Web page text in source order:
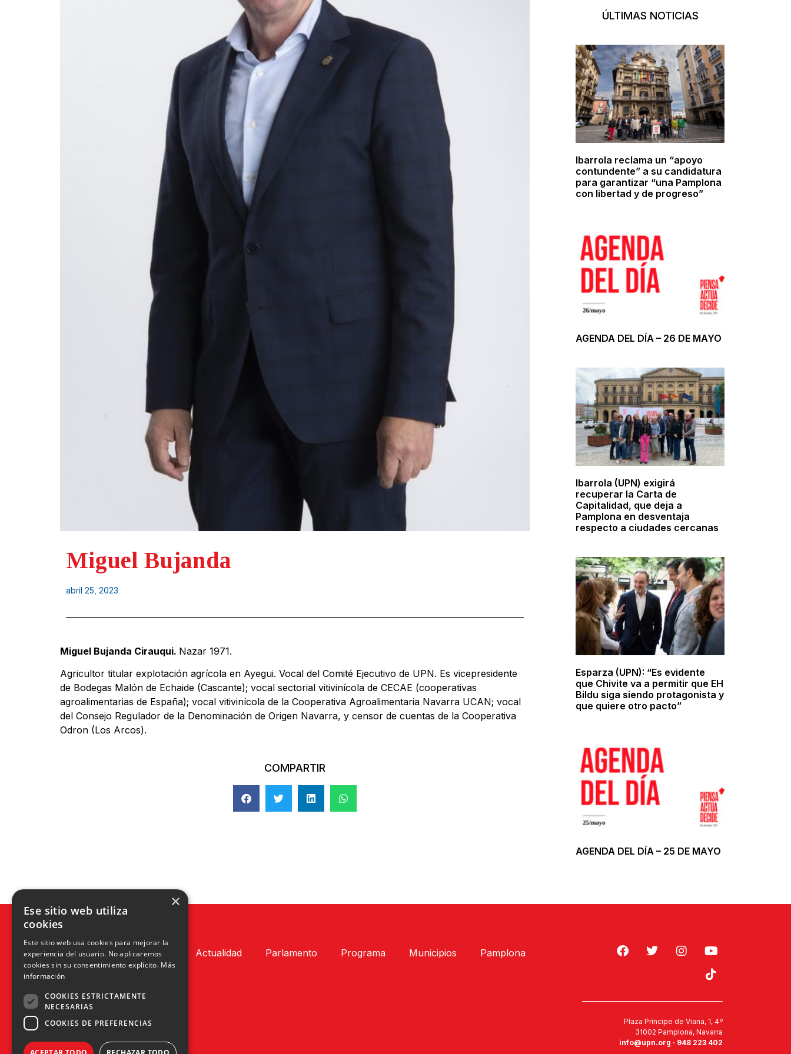
Miguel Bujanda
abril 25, 2023
Miguel Bujanda Cirauqui. Nazar 1971.
Agricultor titular explotación agrícola en Ayegui. Vocal del Comité Ejecutivo de UPN. Es vicepresidente
de Bodegas Malón de Echaide (Cascante); vocal sectorial vitivinícola de CECAE (cooperativas
agroalimentarias de España); vocal vitivinícola de la Cooperativa Agroalimentaria Navarra UCAN; vocal
del Consejo Regulador de la Denominación de Origen Navarra, y censor de cuentas de la Cooperativa
Odron (Los Arcos).
COMPARTIR
ÚLTIMAS NOTICIAS
Ibarrola reclama un “apoyo
contundente” a su candidatura
para garantizar “una Pamplona
con libertad y de progreso”
AGENDA DEL DÍA – 26 DE MAYO
Ibarrola (UPN) exigirá
recuperar la Carta de
Capitalidad, que deja a
Pamplona en desventaja
respecto a ciudades cercanas
Esparza (UPN): “Es evidente
que Chivite va a permitir que EH
Bildu siga siendo protagonista y
que quiere otro pacto”
AGENDA DEL DÍA – 25 DE MAYO
Actualidad Parlamento Programa Municipios Pamplona
Plaza Príncipe de Viana, 1, 4º
31002 Pamplona, Navarra
info@upn.org · 948 223 402
×
Ese sitio web utiliza
cookies
Este sitio web usa cookies para mejorar la
experiencia del usuario. No aplicaremos
cookies sin su consentimiento explícito. Más
información
COOKIES ESTRICTAMENTE
NECESARIAS
COOKIES DE PREFERENCIAS